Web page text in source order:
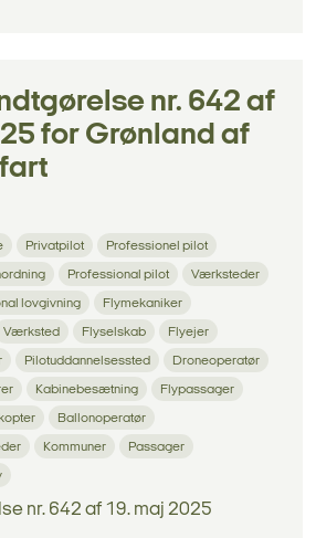
nr. 642 af
for Grønland af
Privatpilot Professionel pilot
Professional pilot Værksteder
lovgivning Flymekaniker
Værksted Flyselskab Flyejer
Pilotuddannelsessted Droneoperatør
Kabinebesætning Flypassager
Ballonoperatør
Kommuner Passager
nr. 642 af 19. maj 2025